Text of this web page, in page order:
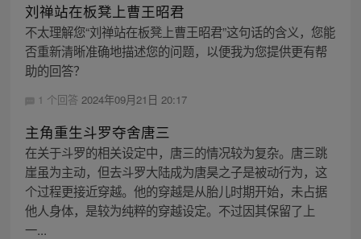
刘禅站在板凳上曹王昭君
不太理解您“刘禅站在板凳上曹王昭君”这句话的含义，您能
否重新清晰准确地描述您的问题，以便我为您提供更有帮
助的回答？
1 个回答 2024年09月21日 20:17
主角重生斗罗夺舍唐三
在关于斗罗的相关设定中，唐三的情况较为复杂。唐三跳
崖虽为主动，但去斗罗大陆成为唐昊之子是被动行为，这
个过程更接近穿越。他的穿越是从胎儿时期开始，未占据
他人身体，是较为纯粹的穿越设定。不过因其保留了上
一...